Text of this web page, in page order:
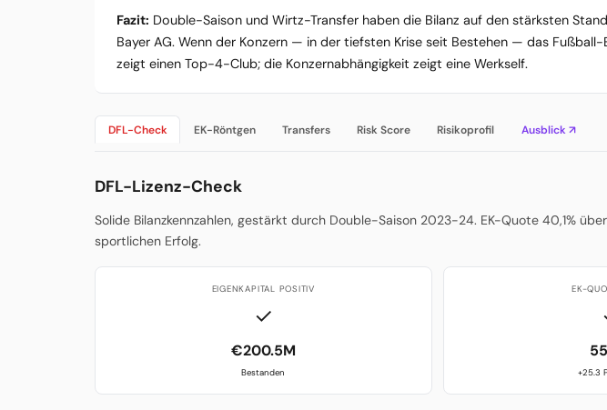
Fazit: Double-Saison und Wirtz-Transfer haben die Bilanz auf den stärksten
Bayer AG. Wenn der Konzern — in der tiefsten Krise seit Bestehen — das
zeigt einen Top-4-Club; die Konzernabhängigkeit zeigt eine Werkself.
DFL-Check EK-Röntgen Transfers Risk Score Risikoprofil Ausblick ↗
DFL-Lizenz-Check
Solide Bilanzkennzahlen, gestärkt durch Double-Saison 2023-24. EK-Quote 40,1%
sportlichen Erfolg.
EIGENKAPITAL POSITIV
✓
€200.5M
Bestanden
EK-
+25.3